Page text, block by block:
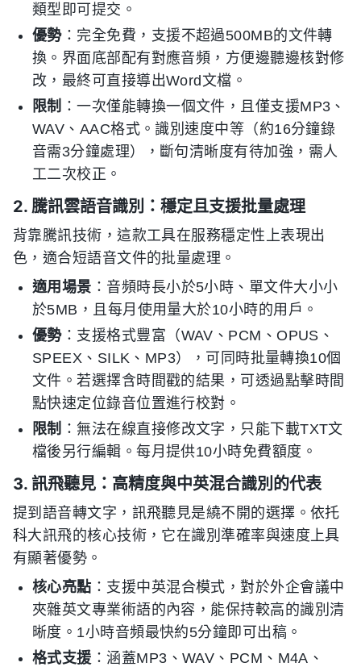
類型即可提交。
優勢：完全免費，支援不超過500MB的文件轉
換。界面底部配有對應音頻，方便邊聽邊核對修
改，最終可直接導出Word文檔。
限制 ：一次僅能轉換一個文件，且僅支援MP3、
WAV、AAC格式。識別速度中等（約16分鐘錄
音需3分鐘處理），斷句清晰度有待加強，需人
工二次校正。
2. 騰訊雲語音識別：穩定且支援批量處理
背靠騰訊技術，這款工具在服務穩定性上表現出
色，適合短語音文件的批量處理。
適用場景 ：音頻時長小於5小時、單文件大小小
於5MB，且每月使用量大於10小時的用戶。
優勢：支援格式豐富（WAV、PCM、OPUS、
SPEEX、SILK、MP3），可同時批量轉換10個
文件。若選擇含時間戳的結果，可透過點擊時間
點快速定位錄音位置進行校對。
限制 ：無法在線直接修改文字，只能下載TXT文
檔後另行編輯。每月提供10小時免費額度。
3. 訊飛聽見：高精度與中英混合識別的代表
提到語音轉文字，訊飛聽見是繞不開的選擇。依托
科大訊飛的核心技術，它在識別準確率與速度上具
有顯著優勢。
核心亮點 ：支援中英混合模式，對於外企會議中
夾雜英文專業術語的內容，能保持較高的識別清
晰度。1小時音頻最快約5分鐘即可出稿。
格式支援 ：涵蓋MP3、WAV、PCM、M4A、